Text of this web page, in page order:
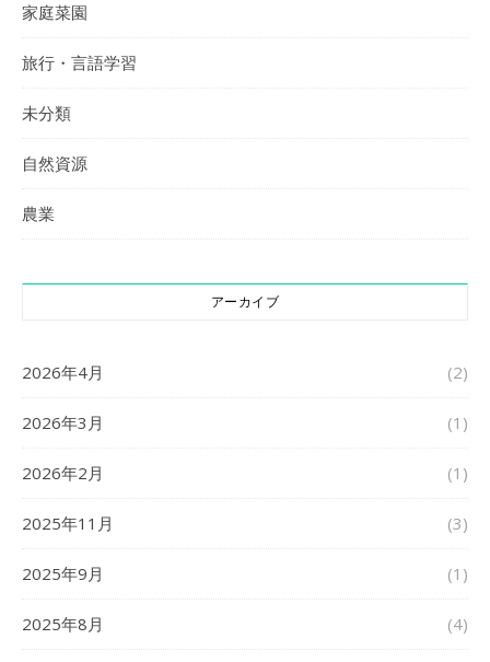
家庭菜園
旅行・言語学習
未分類
自然資源
農業
アーカイブ
2026年4月 (2)
2026年3月 (1)
2026年2月 (1)
2025年11月 (3)
2025年9月 (1)
2025年8月 (4)